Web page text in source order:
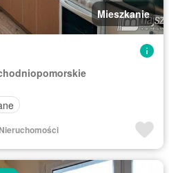
Mieszkanie